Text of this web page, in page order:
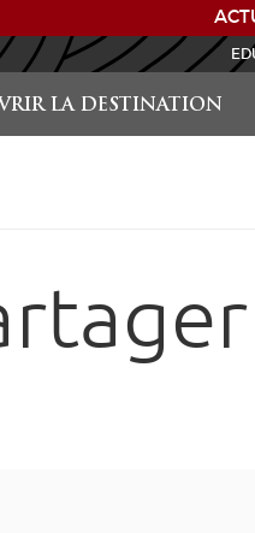
LA DESTINATION